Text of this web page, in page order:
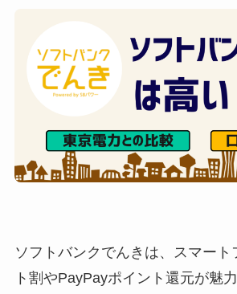
ソフトバンクでんきは、スマート
ト割やPayPayポイント還元が魅